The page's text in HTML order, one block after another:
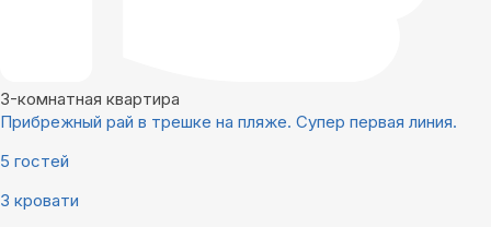
3-комнатная квартира
Прибрежный рай в трешке на пляже. Супер первая линия.
5 гостей
3 кровати